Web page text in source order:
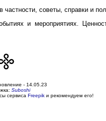
советы, справки и
и мероприятиях.
- 14.05.23
Suboshi
сервиса Freepik и рекомендуем его!